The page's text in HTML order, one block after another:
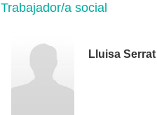
Trabajador/a social
Lluisa